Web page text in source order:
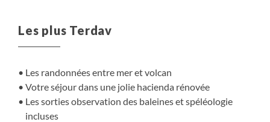
canarienne.
Les plus Terdav
Les randonnées entre mer et volcan
Votre séjour dans une jolie hacienda rénovée
Les sorties observation des baleines et spéléologie
incluses